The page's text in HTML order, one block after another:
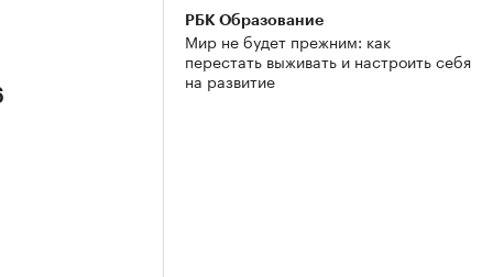
РБК Образование
Мир не будет прежним: как
перестать выживать и настроить себя
на развитие